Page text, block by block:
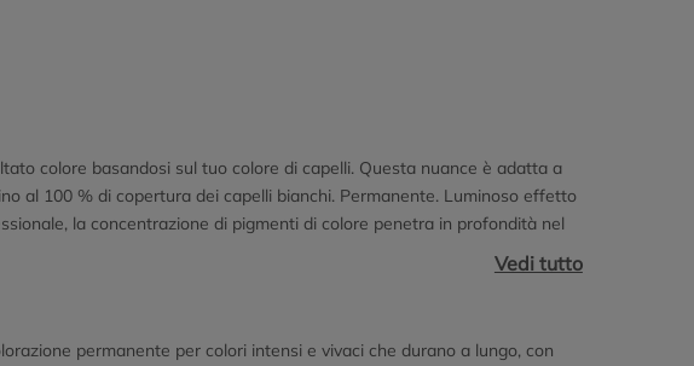
colore basandosi sul tuo colore di capelli. Questa nuance è adatta a
al 100 % di copertura dei capelli bianchi. Permanente. Luminoso effetto
la concentrazione di pigmenti di colore penetra in profondità nel
toni metallici, per una Intensità del Colore Fino a 10 Settimane e una
Plex La tecnologia Intense Plex ripara milioni di legami all'interno
il prodotto
Vedi tutto
permanente per colori intensi e vivaci che durano a lungo, con